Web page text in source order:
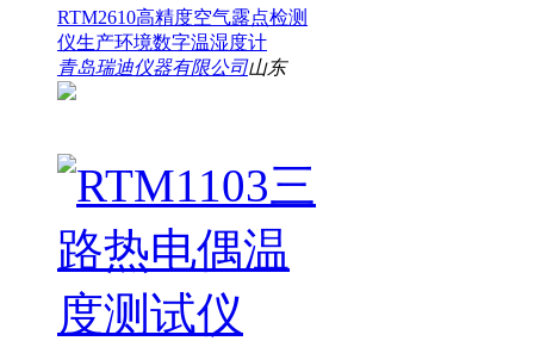
RTM2610高精度空气露点检测
仪生产环境数字温湿度计
青岛瑞迪仪器有限公司山东